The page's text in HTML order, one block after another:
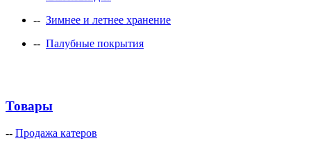
-- Зимнее и летнее хранение
-- Палубные покрытия
Товары
-- Продажа катеров